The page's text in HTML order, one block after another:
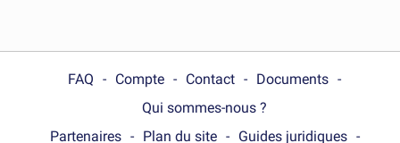
FAQ Compte Contact
Documents
Qui sommes-nous ?
Partenaires
Plan du site Guides juridiques